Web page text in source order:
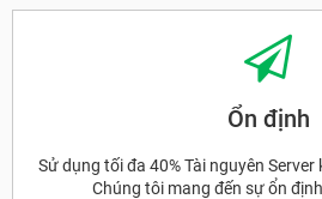
Ổn định
Sử dụng tối đa 40% Tài nguyên
Chúng tôi mang đến sự ổn